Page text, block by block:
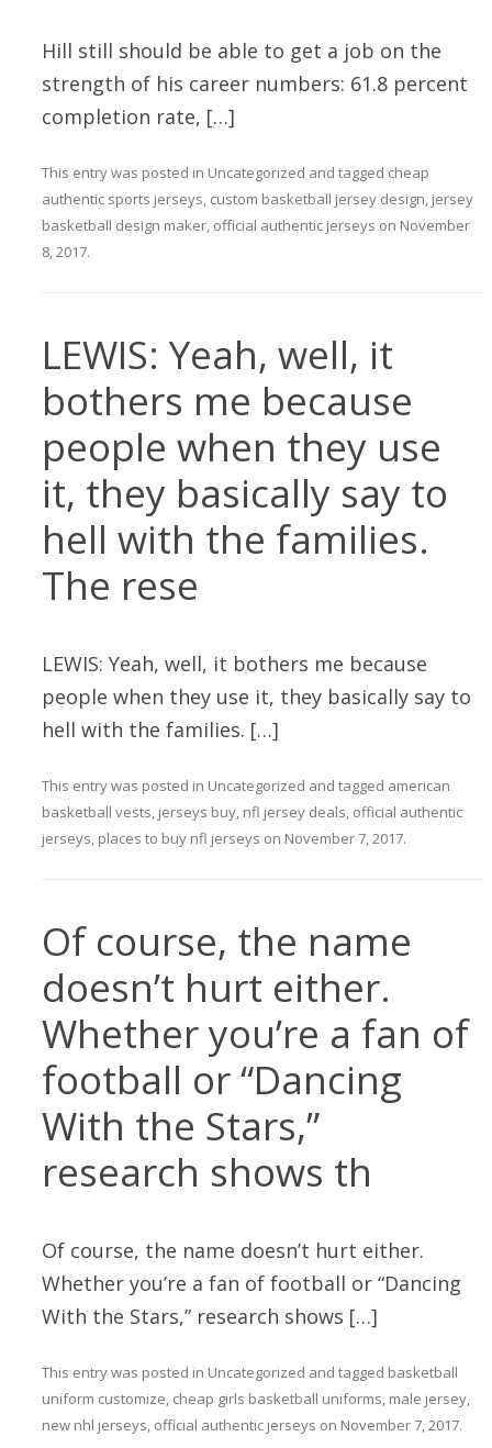
Hill still should be able to get a job on the
strength of his career numbers: 61.8 percent
completion rate, […]
This entry was posted in Uncategorized and tagged cheap
authentic sports jerseys, custom basketball jersey design, jersey
basketball design maker, official authentic jerseys on November
8, 2017.
LEWIS: Yeah, well, it
bothers me because
people when they use
it, they basically say to
hell with the families.
The rese
LEWIS: Yeah, well, it bothers me because
people when they use it, they basically say to
hell with the families. […]
This entry was posted in Uncategorized and tagged american
basketball vests, jerseys buy, nfl jersey deals, official authentic
jerseys, places to buy nfl jerseys on November 7, 2017.
Of course, the name
doesn’t hurt either.
Whether you’re a fan of
football or “Dancing
With the Stars,”
research shows th
Of course, the name doesn’t hurt either.
Whether you’re a fan of football or “Dancing
With the Stars,” research shows […]
This entry was posted in Uncategorized and tagged basketball
uniform customize, cheap girls basketball uniforms, male jersey,
new nhl jerseys, official authentic jerseys on November 7, 2017.